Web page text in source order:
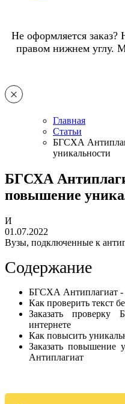
Не оформляется
правом нижнем углу.
Главная
Статьи
БГСХА
уникальности
БГСХА
повышение
И
01.07.2022
Вузы, подключенные к
Содержание
БГСХА Антиплагиат -
Как проверить текст
Заказать
интернете
Как повысить
Заказать повышение
Антиплагиат